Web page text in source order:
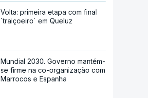
Volta: primeira etapa com final
`traiçoeiro` em Queluz
Mundial 2030. Governo mantém-
se firme na co-organização com
Marrocos e Espanha